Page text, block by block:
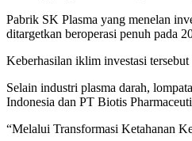
Pabrik SK Plasma yang menelan
ditargetkan beroperasi penuh pada
Keberhasilan iklim investasi
Selain industri plasma darah,
Indonesia dan PT Biotis
“Melalui Transformasi Ketahanan